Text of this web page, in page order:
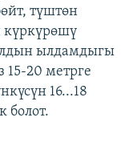
түштөн
ылдамдыгы
15-20 метрге
16...18
болот.